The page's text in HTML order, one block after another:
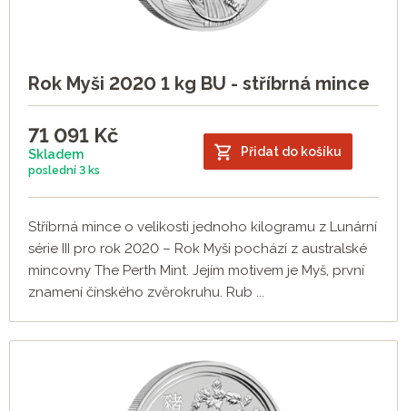
Rok Myši 2020 1 kg BU - stříbrná mince
71 091 Kč
Skladem
poslední 3 ks
Přidat do košíku
Stříbrná mince o velikosti jednoho kilogramu z Lunární
série III pro rok 2020 – Rok Myši pochází z australské
mincovny The Perth Mint. Jejím motivem je Myš, první
znamení čínského zvěrokruhu. Rub ...